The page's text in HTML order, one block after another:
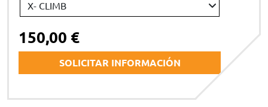
150,00 €
SOLICITAR INFORMACIÓN